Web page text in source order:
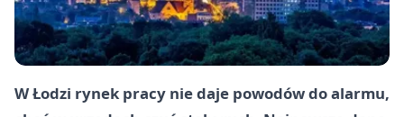
W Łodzi rynek pracy nie daje powodów do alarmu,